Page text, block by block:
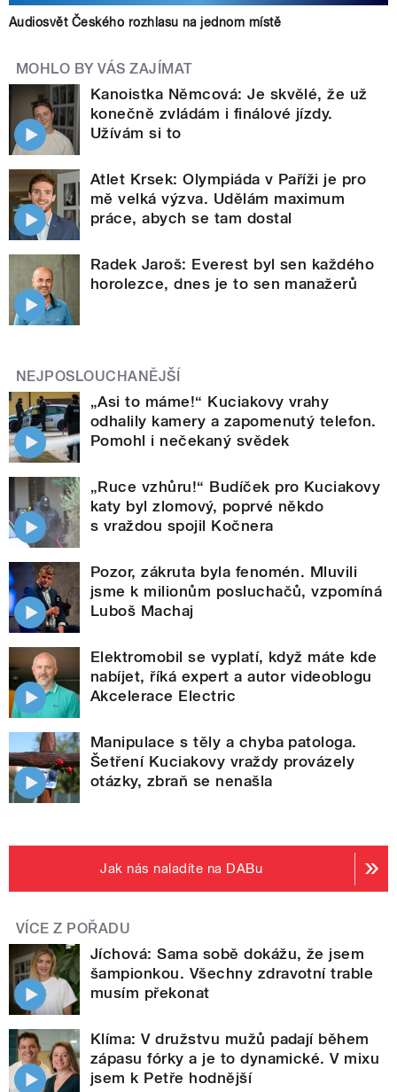
Audiosvět Českého rozhlasu na jednom místě
MOHLO BY VÁS ZAJÍMAT
Kanoistka Němcová: Je skvělé, že už
konečně zvládám i finálové jízdy.
Užívám si to
Atlet Krsek: Olympiáda v Paříži je pro
mě velká výzva. Udělám maximum
práce, abych se tam dostal
Radek Jaroš: Everest byl sen každého
horolezce, dnes je to sen manažerů
NEJPOSLOUCHANĚJŠÍ
„Asi to máme!“ Kuciakovy vrahy
odhalily kamery a zapomenutý telefon.
Pomohl i nečekaný svědek
„Ruce vzhůru!“ Budíček pro Kuciakovy
katy byl zlomový, poprvé někdo
s vraždou spojil Kočnera
Pozor, zákruta byla fenomén. Mluvili
jsme k milionům posluchačů, vzpomíná
Luboš Machaj
Elektromobil se vyplatí, když máte kde
nabíjet, říká expert a autor videoblogu
Akcelerace Electric
Manipulace s těly a chyba patologa.
Šetření Kuciakovy vraždy provázely
otázky, zbraň se nenašla
Jak nás naladíte na DABu
VÍCE Z POŘADU
Jíchová: Sama sobě dokážu, že jsem
šampionkou. Všechny zdravotní trable
musím překonat
Klíma: V družstvu mužů padají během
zápasu fórky a je to dynamické. V mixu
jsem k Petře hodnější